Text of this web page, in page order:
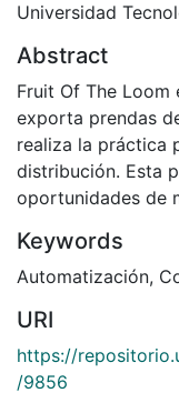
Universidad
Abstract
Fruit Of The Loom
exporta prendas
realiza la práctica
distribución. Esta
oportunidades de
Keywords
Automatización,
URI
https://
/9856